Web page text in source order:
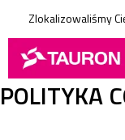
Zlokalizowaliśmy
POLITYKA